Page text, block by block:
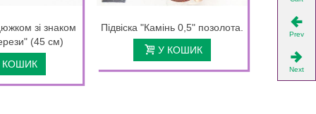
зі знаком
(45 см)
КОШИК
Підвіска "Камінь 0,5" позолота.
У КОШИК
Prev
Next